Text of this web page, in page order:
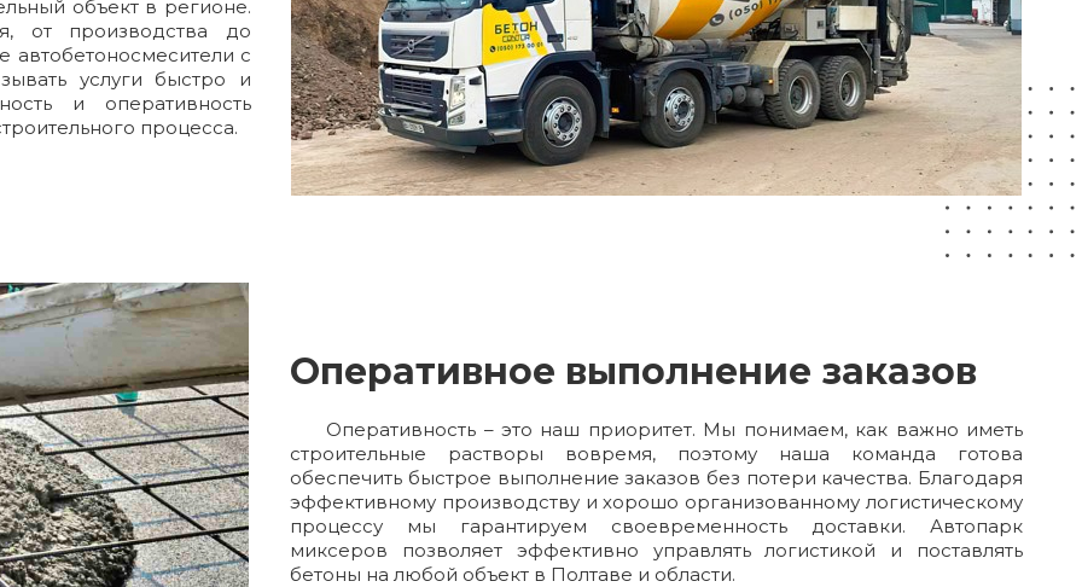
объект в регионе.
от производства до
автобетоносмесители с
услуги быстро и
и оперативность
процесса.
Оперативное выполнение заказов
Оперативность – это наш приоритет. Мы понимаем, как важно иметь
строительные растворы вовремя, поэтому наша команда готова
обеспечить быстрое выполнение заказов без потери качества. Благодаря
эффективному производству и хорошо организованному логистическому
процессу мы гарантируем своевременность доставки. Автопарк
миксеров позволяет эффективно управлять логистикой и поставлять
бетоны на любой объект в Полтаве и области.